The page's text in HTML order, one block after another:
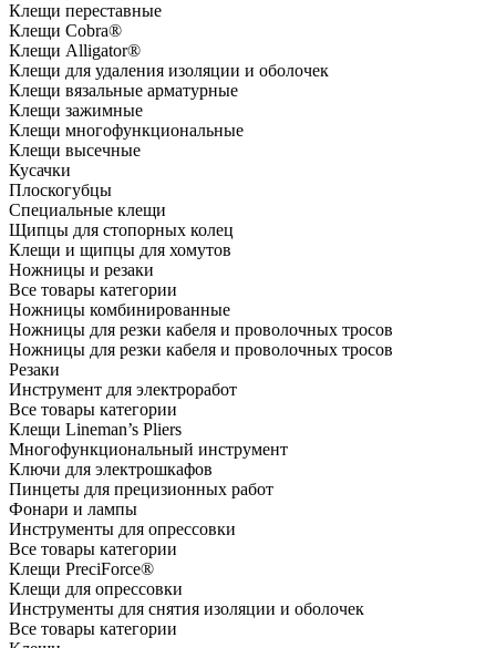
Клещи переставные
Клещи Cobra®
Клещи Alligator®
Клещи для удаления изоляции и оболочек
Клещи вязальные арматурные
Клещи зажимные
Клещи многофункциональные
Клещи высечные
Кусачки
Плоскогубцы
Специальные клещи
Щипцы для стопорных колец
Клещи и щипцы для хомутов
Ножницы и резаки
Все товары категории
Ножницы комбинированные
Ножницы для резки кабеля и проволочных тросов
Ножницы для резки кабеля и проволочных тросов
Резаки
Инструмент для электроработ
Все товары категории
Клещи Lineman’s Pliers
Многофункциональный инструмент
Ключи для электрошкафов
Пинцеты для прецизионных работ
Фонари и лампы
Инструменты для опрессовки
Все товары категории
Клещи PreciForce®
Клещи для опрессовки
Инструменты для снятия изоляции и оболочек
Все товары категории